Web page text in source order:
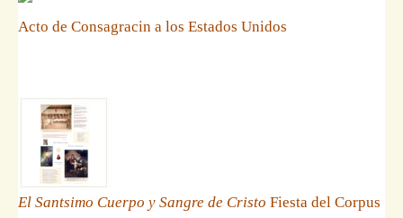
Acto de Consagracin a los Estados Unidos
El Santsimo Cuerpo y Sangre de Cristo Fiesta del Corpus